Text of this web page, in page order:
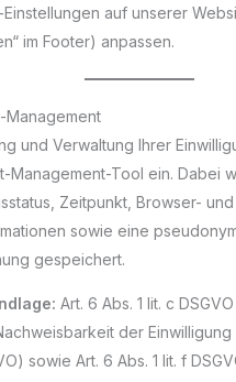
auf unserer
im Footer) anpassen.
Management
und Verwaltung Ihrer
Management-Tool ein. Dabei
Zeitpunkt, Browser- und
sowie eine
gespeichert.
Art. 6 Abs. 1 lit. c
der Einwilligung
sowie Art. 6 Abs. 1 lit. f